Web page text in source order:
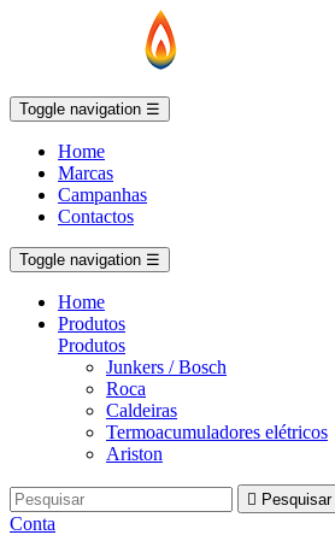
Toggle navigation ☰
Home
Marcas
Campanhas
Contactos
Toggle navigation ☰
Home
Produtos
Produtos
Junkers / Bosch
Roca
Caldeiras
Termoacumuladores elétricos
Ariston
 Pesquisar
Conta